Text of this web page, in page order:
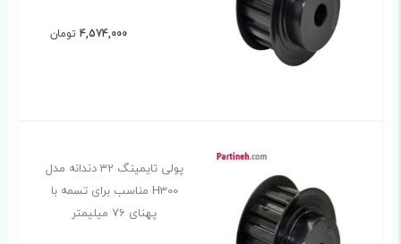
4,574,000 تومان
پولی تایمینگ 32 دندانه مدل
H300 مناسب برای تسمه با
پهنای 76 میلیمتر